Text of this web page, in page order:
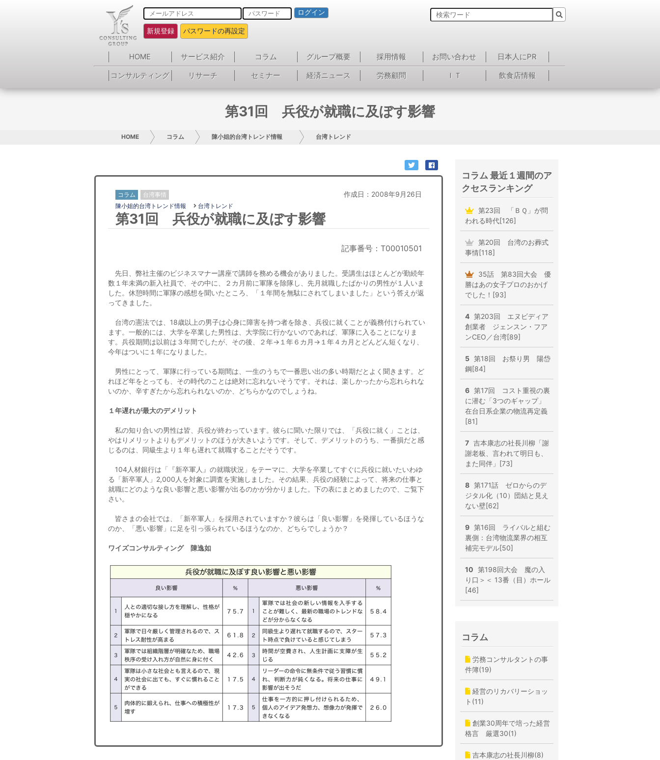
ログイン
新規登録 パスワードの再設定
HOME サービス紹介 コラム グループ概要 採用情報 お問い合わせ
日本人にPR
コンサルティング
リサーチ セミナー 経済ニュース 労務顧問 ＩＴ 飲食店情報
第31回 兵役が就職に及ぼす影響
HOME コラム 陳小姐的台湾トレンド情報 台湾トレンド
コラム 台湾事情 作成日：2008年9月26日
陳小姐的台湾トレンド情報 台湾トレンド
第31回 兵役が就職に及ぼす影響
記事番号：T00010501
先日、弊社主催のビジネスマナー講座で講師を務める機会がありました。受講生はほとんどが勤続年
数１年未満の新入社員で、その中に、２カ月前に軍隊を除隊し、先月就職したばかりの男性が１人いま
した。休憩時間に軍隊の感想を聞いたところ、「１年間を無駄にされてしまいました」という答えが返
ってきました。
台湾の憲法では、18歳以上の男子は心身に障害を持つ者を除き、兵役に就くことが義務付けられてい
ます。一般的には、大学を卒業した男性は、大学院に行かないのであれば、軍隊に入ることになりま
す。兵役期間は以前は３年間でしたが、その後、２年→１年６カ月→１年４カ月とどんどん短くなり、
今年はついに１年になりました。
男性にとって、軍隊に行っている期間は、一生のうちで一番思い出の多い時期だとよく聞きます。ど
れほど年をとっても、その時代のことは絶対に忘れないそうです。それは、楽しかったから忘れられな
いのか、辛すぎたから忘れられないのか、どちらかなのでしょうね。
１年遅れが最大のデメリット
私の知り合いの男性は皆、兵役が終わっています。彼らに聞いた限りでは、「兵役に就く」ことは、
やはりメリットよりもデメリットのほうが大きいようです。そして、デメリットのうち、一番損だと感
じるのは、同級生より１年も遅れて就職することだそうです。
104人材銀行は「『新卒軍人』の就職状況」をテーマに、大学を卒業してすぐに兵役に就いたいわゆ
る「新卒軍人」2,000人を対象に調査を実施しました。その結果、兵役の経験によって、将来の仕事と
就職にどのような良い影響と悪い影響が出るのかが分かりました。下の表にまとめましたので、ご覧下
さい。
皆さまの会社では、「新卒軍人」を採用されていますか？彼らは「良い影響」を発揮しているほうな
のか、「悪い影響」に足を引っ張られているほうなのか、どちらでしょうか？
ワイズコンサルティング 陳逸如
コラム 最近１週間のア
クセスランキング
第23回 「ＢＱ」が問
われる時代[126]
第20回 台湾のお葬式
事情[118]
35話 第83回大会 優
勝はあの女子プロのおかげ
でした！[93]
4 第203回 エヌビディア
創業者 ジェンスン・フア
ンCEO／台湾[89]
5 第18回 お祭り男 陽岱
鋼[84]
6 第17回 コスト重視の裏
に潜む「3つのギャップ」
在台日系企業の物流再定義
[81]
7 吉本康志の社長川柳「謝
謝老板、言われて明日も、
また同伴」[73]
8 第171話 ゼロからのデ
ジタル化（10）団結と見え
ない壁[62]
9 第16回 ライバルと組む
裏側：台湾物流業界の相互
補完モデル[50]
10 第198回大会 魔の入
り口＞＜ 13番（目）ホール
[46]
コラム
労務コンサルタントの事
件簿(19)
経営のリカバリーショッ
ト(11)
創業30周年で培った経営
格言 厳選30(1)
吉本康志の社長川柳(8)